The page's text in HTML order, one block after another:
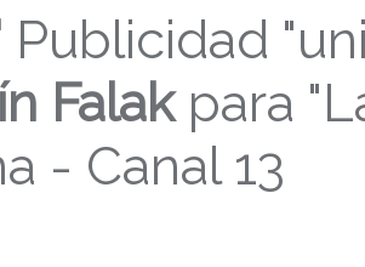
Publicidad
Falakpara
- Canal 13